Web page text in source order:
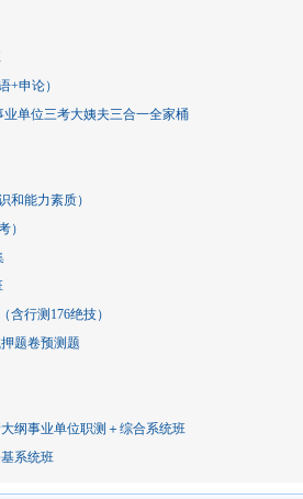
+申论）
单位三考大姨夫三合一全家桶
和能力素质）
）
含行测176绝技）
题卷预测题
纲事业单位职测＋综合系统班
系统班